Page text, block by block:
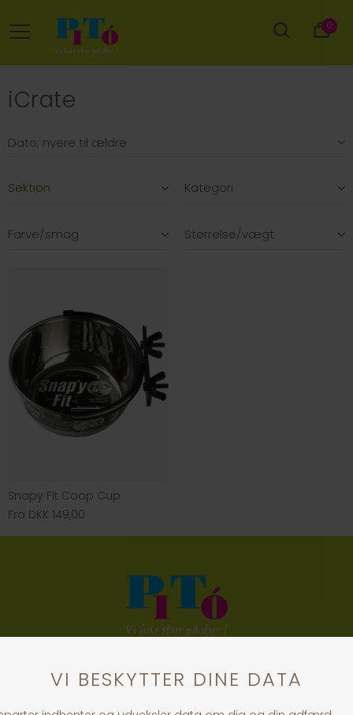
0
iCrate
Sektion Kategori
Farve/smag Størrelse/vægt
Snapy Fit Coop Cup
Fra DKK 149,00